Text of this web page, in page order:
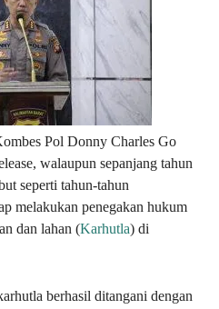
Pol Donny Charles Go
walaupun sepanjang tahun
seperti tahun-tahun
melakukan penegakan hukum
dan lahan (Karhutla) di
berhasil ditangani dengan